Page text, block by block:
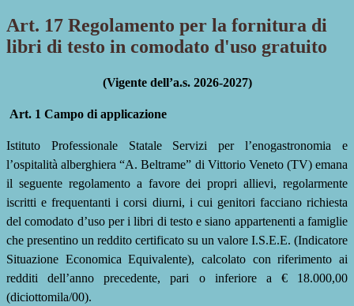
Art. 17 Regolamento per la fornitura di
libri di testo in comodato d'uso gratuito
(Vigente dell’a.s. 2026-2027)
Art. 1 Campo di applicazione
Istituto Professionale Statale Servizi per l’enogastronomia e
l’ospitalità alberghiera “A. Beltrame” di Vittorio Veneto (TV) emana
il seguente regolamento a favore dei propri allievi, regolarmente
iscritti e frequentanti i corsi diurni, i cui genitori facciano richiesta
del comodato d’uso per i libri di testo e siano appartenenti a famiglie
che presentino un reddito certificato su un valore I.S.E.E. (Indicatore
Situazione Economica Equivalente), calcolato con riferimento ai
redditi dell’anno precedente, pari o inferiore a € 18.000,00
(diciottomila/00).